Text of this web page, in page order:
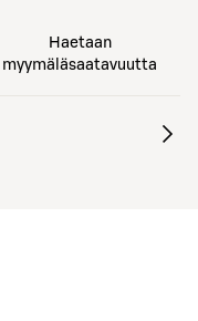
Haetaan
myymäläsaatavuutta